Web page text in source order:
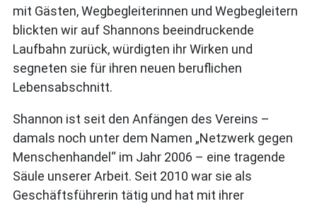
mit Gästen, Wegbegleiterinnen und Wegbegleitern
blickten wir auf Shannons beeindruckende
Laufbahn zurück, würdigten ihr Wirken und
segneten sie für ihren neuen beruflichen
Lebensabschnitt.
Shannon ist seit den Anfängen des Vereins –
damals noch unter dem Namen „Netzwerk gegen
Menschenhandel“ im Jahr 2006 – eine tragende
Säule unserer Arbeit. Seit 2010 war sie als
Geschäftsführerin tätig und hat mit ihrer